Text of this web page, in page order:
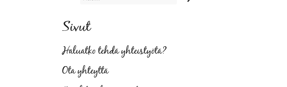
Sivut
Haluatko tehdä yhteistyötä?
Ota yhteyttä